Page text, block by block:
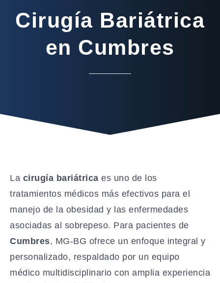
Cirugía Bariátrica
en Cumbres
La cirugía bariátrica es uno de los
tratamientos médicos más efectivos para el
manejo de la obesidad y las enfermedades
asociadas al sobrepeso. Para pacientes de
Cumbres, MG-BG ofrece un enfoque integral y
personalizado, respaldado por un equipo
médico multidisciplinario con amplia experiencia